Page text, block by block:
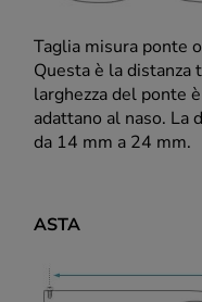
Taglia misura ponte
Questa è la
larghezza del ponte
adattano al naso. La
da 14 mm a 24 mm.
ASTA